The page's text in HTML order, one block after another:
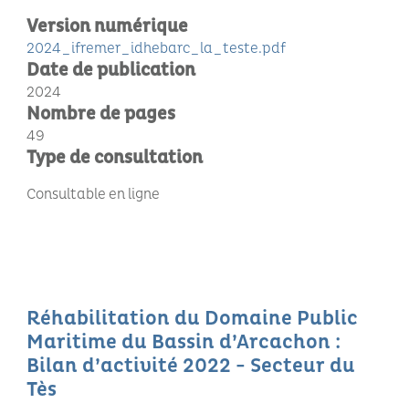
Version numérique
2024_ifremer_idhebarc_la_teste.pdf
Date de publication
2024
Nombre de pages
49
Type de consultation
Consultable en ligne
Réhabilitation du Domaine Public
Maritime du Bassin d’Arcachon :
Bilan d’activité 2022 - Secteur du
Tès